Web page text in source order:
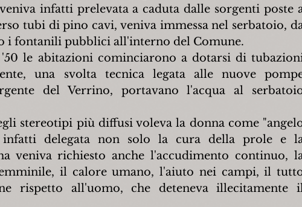
infatti prelevata a caduta dalle sorgenti poste
tubi di pino cavi, veniva immessa nel serbatoio,
i fontanili pubblici all'interno del Comune.
le abitazioni cominciarono a dotarsi di
una svolta tecnica legata alle nuove
del Verrino, portavano l'acqua al
stereotipi più diffusi voleva la donna come
delegata non solo la cura della prole e
veniva richiesto anche l'accudimento continuo,
il calore umano, l'aiuto nei campi, il
rispetto all'uomo, che deteneva illecitamente